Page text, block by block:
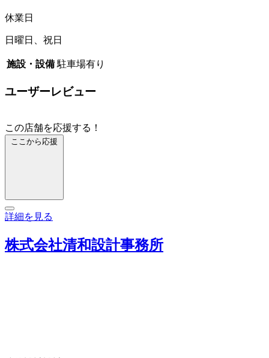
休業日
日曜日、祝日
施設・設備 駐車場有り
ユーザーレビュー
この店舗を応援する！
ここから応援
詳細を見る
株式会社清和設計事務所